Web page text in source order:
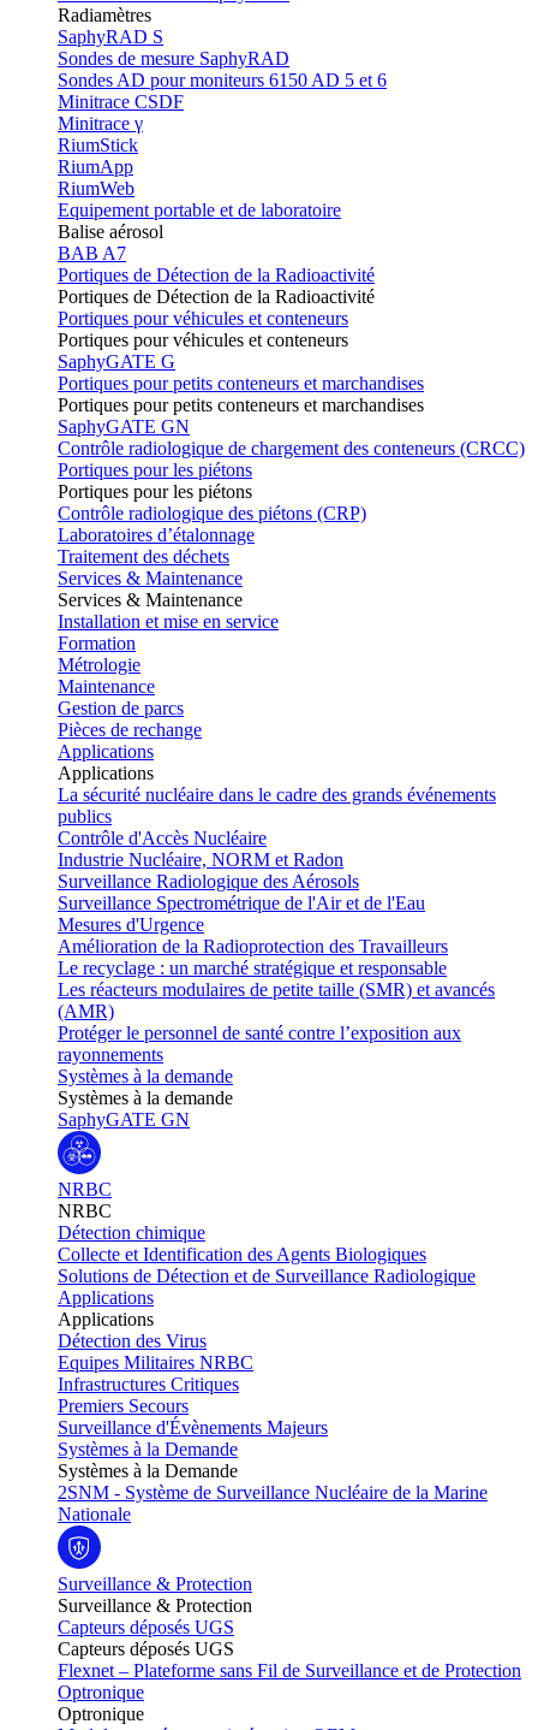
Radiamètres
SaphyRAD S
Sondes de mesure SaphyRAD
Sondes AD pour moniteurs 6150 AD 5 et 6
Minitrace CSDF
Minitrace γ
RiumStick
RiumApp
RiumWeb
Equipement portable et de laboratoire
Balise aérosol
BAB A7
Portiques de Détection de la Radioactivité
Portiques de Détection de la Radioactivité
Portiques pour véhicules et conteneurs
Portiques pour véhicules et conteneurs
SaphyGATE G
Portiques pour petits conteneurs et marchandises
Portiques pour petits conteneurs et marchandises
SaphyGATE GN
Contrôle radiologique de chargement des conteneurs (CRCC)
Portiques pour les piétons
Portiques pour les piétons
Contrôle radiologique des piétons (CRP)
Laboratoires d’étalonnage
Traitement des déchets
Services & Maintenance
Services & Maintenance
Installation et mise en service
Formation
Métrologie
Maintenance
Gestion de parcs
Pièces de rechange
Applications
Applications
La sécurité nucléaire dans le cadre des grands événements
publics
Contrôle d'Accès Nucléaire
Industrie Nucléaire, NORM et Radon
Surveillance Radiologique des Aérosols
Surveillance Spectrométrique de l'Air et de l'Eau
Mesures d'Urgence
Amélioration de la Radioprotection des Travailleurs
Le recyclage : un marché stratégique et responsable
Les réacteurs modulaires de petite taille (SMR) et avancés
(AMR)
Protéger le personnel de santé contre l’exposition aux
rayonnements
Systèmes à la demande
Systèmes à la demande
SaphyGATE GN
NRBC
NRBC
Détection chimique
Collecte et Identification des Agents Biologiques
Solutions de Détection et de Surveillance Radiologique
Applications
Applications
Détection des Virus
Equipes Militaires NRBC
Infrastructures Critiques
Premiers Secours
Surveillance d'Évènements Majeurs
Systèmes à la Demande
Systèmes à la Demande
2SNM - Système de Surveillance Nucléaire de la Marine
Nationale
Surveillance & Protection
Surveillance & Protection
Capteurs déposés UGS
Capteurs déposés UGS
Flexnet – Plateforme sans Fil de Surveillance et de Protection
Optronique
Optronique